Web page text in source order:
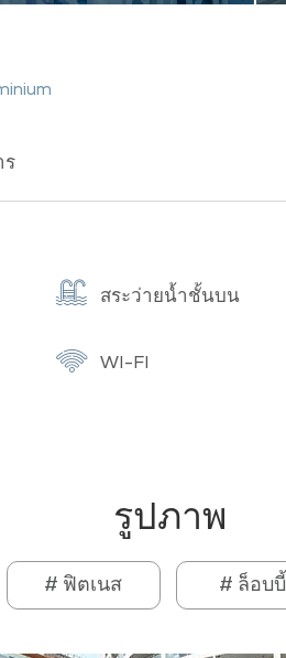
ร
สระว่ายน้ำชั้นบน
WI-FI
รูปภาพ
# ฟิตเนส # ล็อบบี้